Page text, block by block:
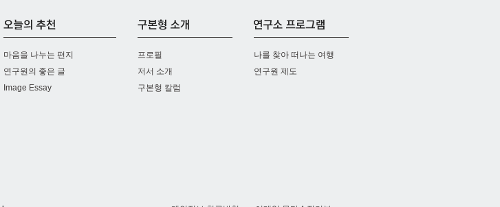
마음을 나누는 편지
연구원의 좋은 글
Image Essay
프로필
저서 소개
구본형 칼럼
나를 찾아 떠나는 여행
연구원 제도